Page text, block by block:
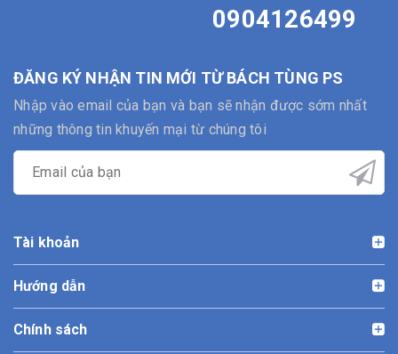
0904126499
ĐĂNG KÝ NHẬN TIN MỚI TỪ BÁCH TÙNG PS
Nhập vào email của bạn và bạn sẽ nhận được sớm nhất
những thông tin khuyến mại từ chúng tôi
Tài khoản
Hướng dẫn
Chính sách